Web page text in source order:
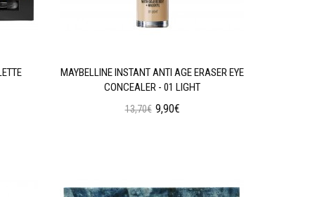
MAYBELLINE INSTANT ANTI AGE ERASER EYE
CONCEALER - 01 LIGHT
13,70€ 9,90€